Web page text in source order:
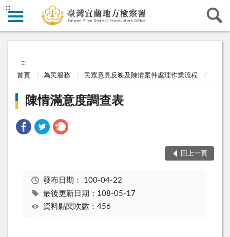
:::
:::
首頁 為民服務 民眾意見反映及陳情案件處理作業流程
陳情滿意度調查表
回上一頁
發布日期： 100-04-22
最後更新日期：108-05-17
資料點閱次數：456